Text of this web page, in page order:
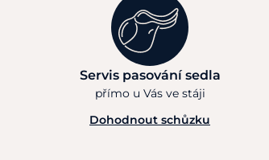
Servis pasování sedla
přímo u Vás ve stáji
Dohodnout schůzku